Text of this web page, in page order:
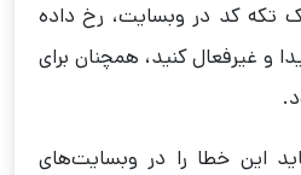
تکه کد در وبسایت، رخ داده
و غیرفعال کنید، همچنان برای
این خطا را در وبسایت‌های